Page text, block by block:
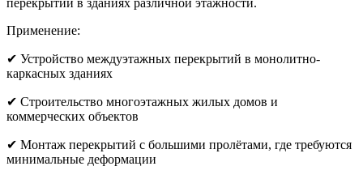
Применение:
✔ Устройство междуэтажных перекрытий в монолитно-
каркасных зданиях
✔ Строительство многоэтажных жилых домов и
коммерческих объектов
✔ Монтаж перекрытий с большими пролётами, где требуются
минимальные деформации